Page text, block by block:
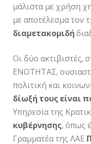
μάλιστα με χρήση
με αποτέλεσμα τον
διαμετακομιδή
Οι δύο ακτιβιστές,
ΕΝΟΤΗΤΑΣ,
πολιτική και
δίωξή τους είναι
Υπηρεσία της
κυβέρνησης, όπως
Γραμματέα της ΛΑΕ